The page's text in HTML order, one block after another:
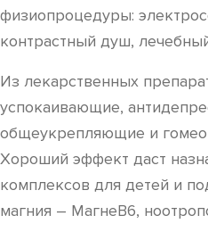
физиопроцедуры:
контрастный душ,
Из лекарственных
успокаивающие,
общеукрепляющие и
Хороший эффект даст
комплексов для детей и
магния – МагнеВ6,